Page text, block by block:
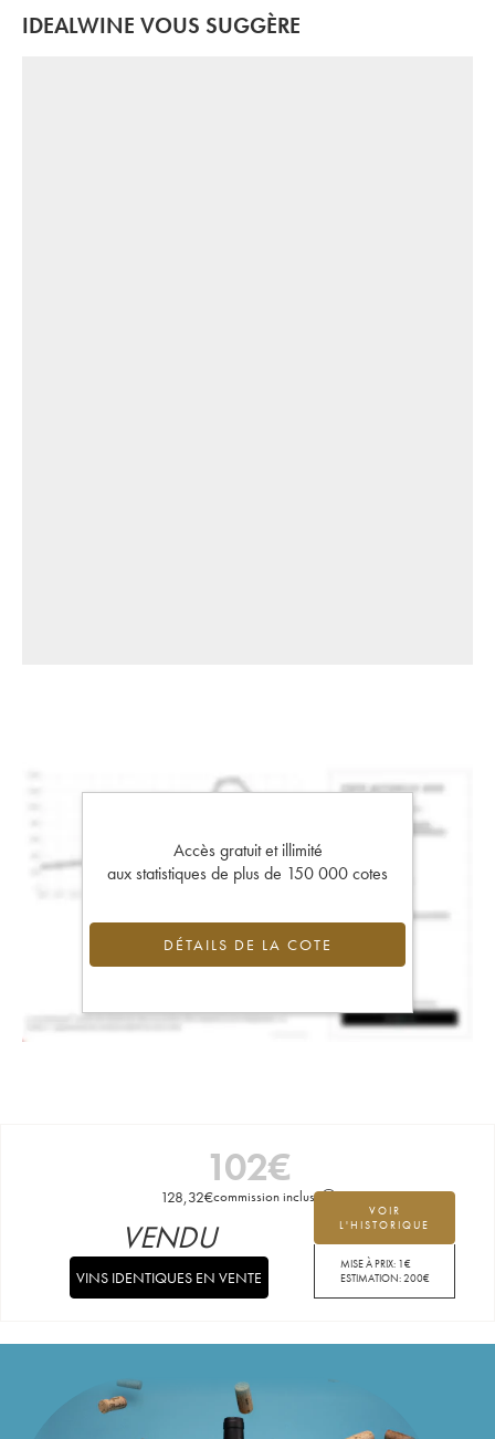
IDEALWINE VOUS SUGGÈRE
Accès gratuit et illimité
aux statistiques de plus de 150 000 cotes
DÉTAILS DE LA COTE
102€
128,32€commission incluse
VOIR
L'HISTORIQUE
MISE À PRIX: 1€
ESTIMATION:200€
VENDU
VINS IDENTIQUES EN VENTE